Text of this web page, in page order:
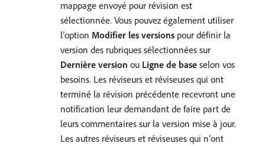
mappage envoyé pour révision est
sélectionnée. Vous pouvez également utiliser
l’option Modifier les versions pour définir la
version des rubriques sélectionnées sur
Dernière version ou Ligne de base selon vos
besoins. Les réviseurs et réviseuses qui ont
terminé la révision précédente recevront une
notification leur demandant de faire part de
leurs commentaires sur la version mise à jour.
Les autres réviseurs et réviseuses qui n’ont